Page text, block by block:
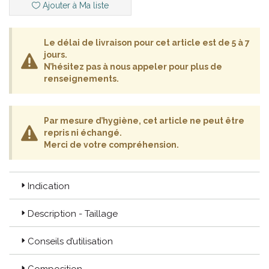
Pansements siliconés CEREDERM®.
Ajouter à Ma liste
Le délai de livraison pour cet article est de 5 à 7
jours.
N’hésitez pas à nous appeler pour plus de
renseignements.
Par mesure d’hygiène, cet article ne peut être
repris ni échangé.
Merci de votre compréhension.
Indication
Description - Taillage
Conseils d’utilisation